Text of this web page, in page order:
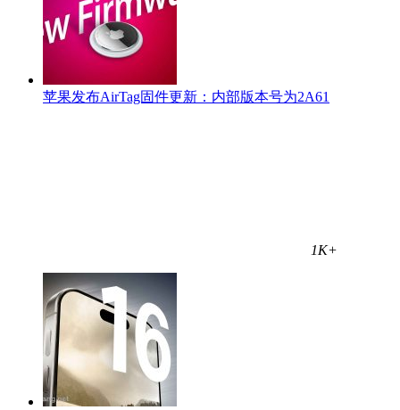
苹果发布AirTag固件更新：内部版本号为2A61
1K+